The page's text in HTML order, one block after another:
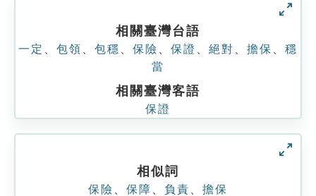
相關臺灣台語
一定 包領 包穩 保險 保證 絕對 擔保
穩
當
相關臺灣客語
保證
相似詞
保險 保障 負責 擔保